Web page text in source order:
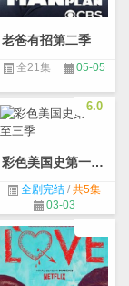
老爸有招第二季
全21集 05-05
6.0
彩色美国史第一至三季
全剧完结/ 共5集
03-03